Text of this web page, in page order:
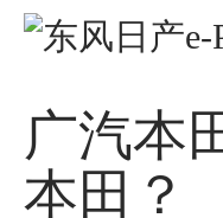
广汽本
本田？